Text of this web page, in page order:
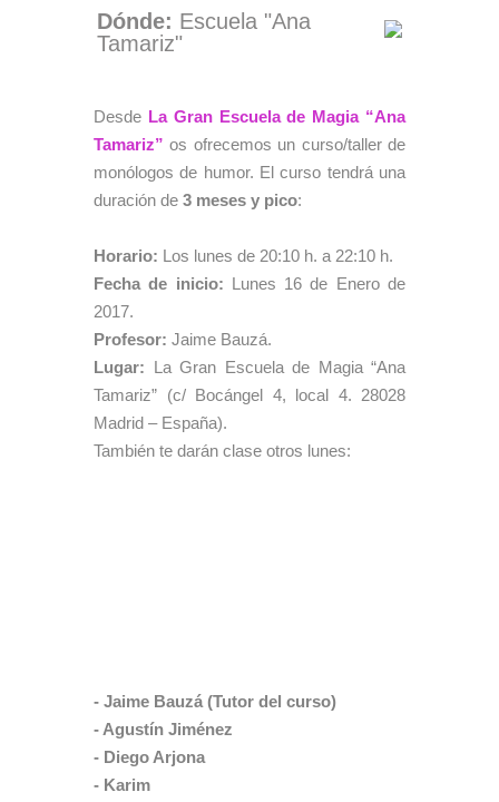
Dónde: Escuela "Ana
Tamariz"
Desde La Gran Escuela de Magia “Ana
Tamariz” os ofrecemos un curso/taller de
monólogos de humor. El curso tendrá una
duración de 3 meses y pico:
Horario: Los lunes de 20:10 h. a 22:10 h.
Fecha de inicio: Lunes 16 de Enero de
2017.
Profesor: Jaime Bauzá.
Lugar: La Gran Escuela de Magia “Ana
Tamariz” (c/ Bocángel 4, local 4. 28028
Madrid – España).
También te darán clase otros lunes:
- Jaime Bauzá (Tutor del curso)
- Agustín Jiménez
- Diego Arjona
- Karim